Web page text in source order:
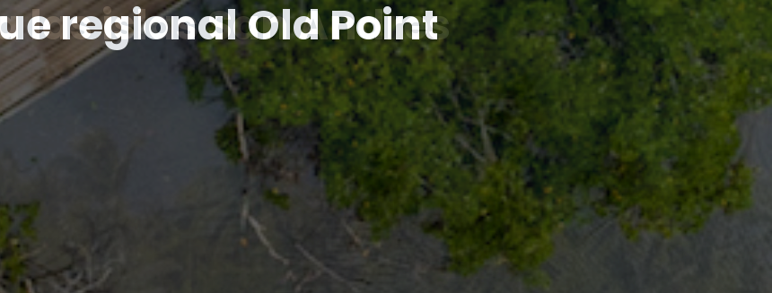
regional Old Point
buceo en San Andres